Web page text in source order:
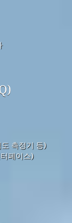
측정기 등)
페이스)